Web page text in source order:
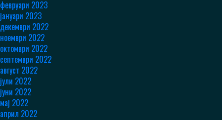
февруари 2023
јануари 2023
декември 2022
ноември 2022
октомври 2022
септември 2022
август 2022
јули 2022
јуни 2022
мај 2022
април 2022